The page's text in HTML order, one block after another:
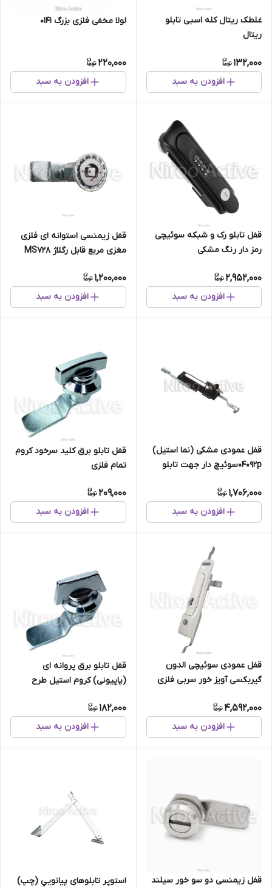
غلطک ریتال کله اسبی تابلو
ریتال
132,000
افزودن به سبد
لولا مخفی فلزی بزرگ ۰۱۴۱
220,000
افزودن به سبد
قفل تابلو رک و شبکه سوئیچی
رمز دار رنگ مشکی
2,952,000
افزودن به سبد
قفل زیمنسی استوانه ای فلزی
مغزی مربع قابل رگلاژ MS728
1,200,000
افزودن به سبد
قفل عمودی مشکی (نما استیل)
۰۴۰۹۲pسوئیچ دار جهت تابلو
1,706,000
افزودن به سبد
قفل تابلو برق کلید سرخود کروم
تمام فلزی
209,000
افزودن به سبد
قفل عمودی سوئیچی الدون
گیربکسی آویز خور سربی فلزی
4,592,000
افزودن به سبد
قفل تابلو برق پروانه ای
(پاپیونی) کروم استیل طرح
182,000
افزودن به سبد
قفل زیمنسی دو سو خور سیلند
استوپر تابلوهای پيانويي (چپ)